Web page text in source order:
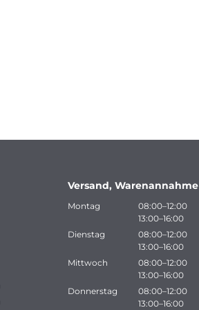
Versand, Warenannahme
Montag
08:00–12:00
13:00–16:00
Dienstag
08:00–12:00
13:00–16:00
Mittwoch
08:00–12:00
13:00–16:00
Donnerstag
08:00–12:00
13:00–16:00